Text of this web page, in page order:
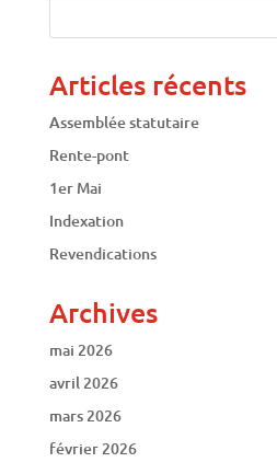
Articles récents
Assemblée statutaire
Rente-pont
1er Mai
Indexation
Revendications
Archives
mai 2026
avril 2026
mars 2026
février 2026